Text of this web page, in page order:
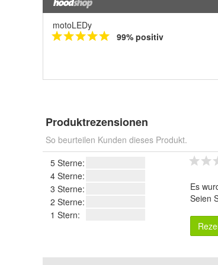
motoLEDy
99% positiv
Produktrezensionen
So beurteilen Kunden dieses Produkt.
5 Sterne:
4 Sterne:
3 Sterne:
2 Sterne:
1 Stern:
Es
Seien